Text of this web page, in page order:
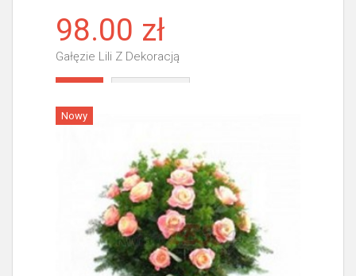
98.00 zł
Gałęzie Lili Z Dekoracją
Nowy